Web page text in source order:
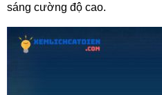
sáng cường độ cao.